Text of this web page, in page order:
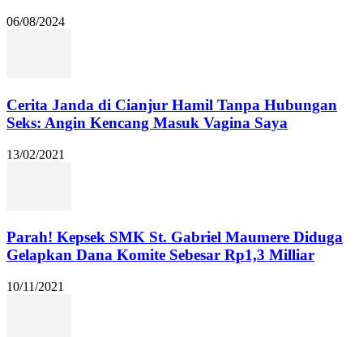
06/08/2024
Cerita Janda di Cianjur Hamil Tanpa Hubungan
Seks: Angin Kencang Masuk Vagina Saya
13/02/2021
Parah! Kepsek SMK St. Gabriel Maumere Diduga
Gelapkan Dana Komite Sebesar Rp1,3 Milliar
10/11/2021